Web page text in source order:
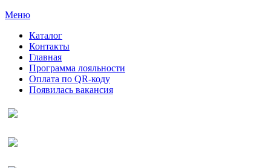
Меню
Каталог
Контакты
Главная
Программа лояльности
Оплата по QR-коду
Появилась вакансия